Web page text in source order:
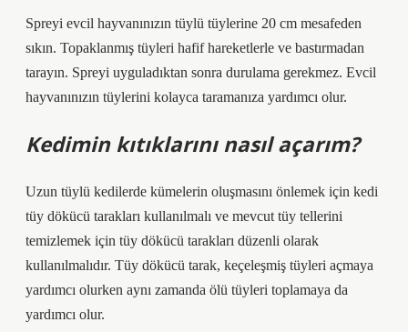
Spreyi evcil hayvanınızın tüylü tüylerine 20 cm mesafeden
sıkın. Topaklanmış tüyleri hafif hareketlerle ve bastırmadan
tarayın. Spreyi uyguladıktan sonra durulama gerekmez. Evcil
hayvanınızın tüylerini kolayca taramanıza yardımcı olur.
Kedimin kıtıklarını nasıl açarım?
Uzun tüylü kedilerde kümelerin oluşmasını önlemek için kedi
tüy dökücü tarakları kullanılmalı ve mevcut tüy tellerini
temizlemek için tüy dökücü tarakları düzenli olarak
kullanılmalıdır. Tüy dökücü tarak, keçeleşmiş tüyleri açmaya
yardımcı olurken aynı zamanda ölü tüyleri toplamaya da
yardımcı olur.